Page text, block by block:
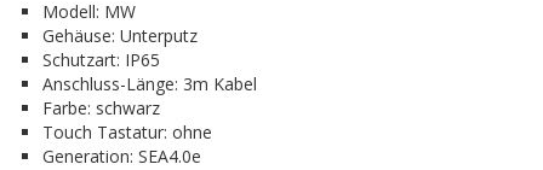
Modell: MW
Gehäuse: Unterputz
Schutzart: IP65
Anschluss-Länge: 3m Kabel
Farbe: schwarz
Touch Tastatur: ohne
Generation: SEA4.0e